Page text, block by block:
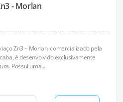
- Morlan
Zn3 – Morlan, comercializado pela
é desenvolvido exclusivamente
Possui uma...